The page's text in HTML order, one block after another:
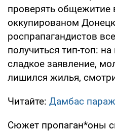
проверять общежитие
оккупированом
роспрапагандистов
получиться тип-топ:
сладкое заявление,
лишился жилья,
Читайте: Дамбас
Сюжет пропаган*оны